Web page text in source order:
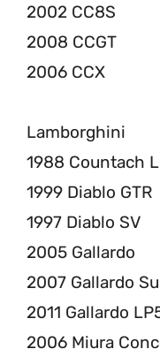
2002 CC8S
2008 CCGT
2006 CCX
Lamborghini
1988 Countach
1999 Diablo GTR
1997 Diablo SV
2005 Gallardo
2007 Gallardo
2011 Gallardo
2006 Miura